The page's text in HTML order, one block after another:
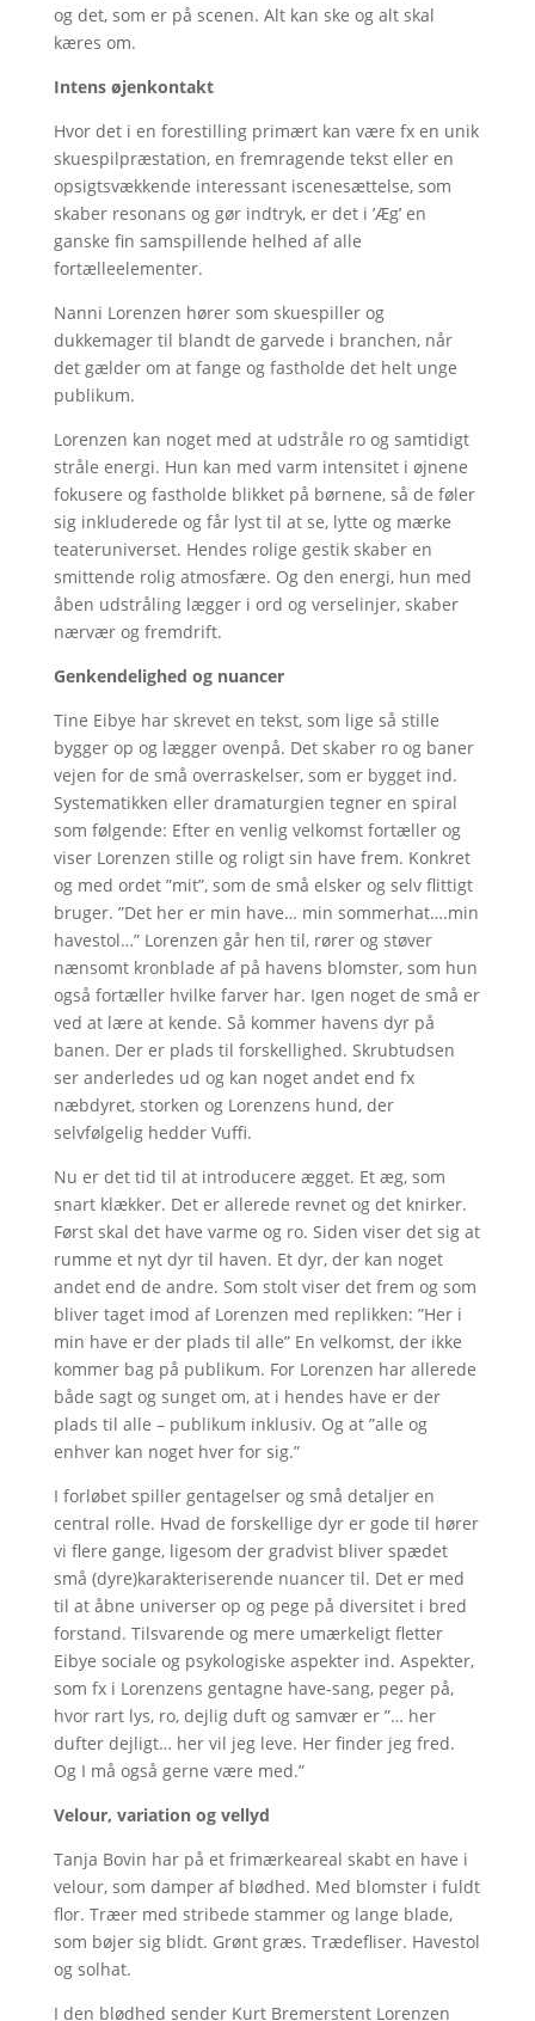
og det, som er på scenen. Alt kan ske og alt skal
kæres om.
Intens øjenkontakt
Hvor det i en forestilling primært kan være fx en unik
skuespilpræstation, en fremragende tekst eller en
opsigtsvækkende interessant iscenesættelse, som
skaber resonans og gør indtryk, er det i ’Æg’ en
ganske fin samspillende helhed af alle
fortælleelementer.
Nanni Lorenzen hører som skuespiller og
dukkemager til blandt de garvede i branchen, når
det gælder om at fange og fastholde det helt unge
publikum.
Lorenzen kan noget med at udstråle ro og samtidigt
stråle energi. Hun kan med varm intensitet i øjnene
fokusere og fastholde blikket på børnene, så de føler
sig inkluderede og får lyst til at se, lytte og mærke
teateruniverset. Hendes rolige gestik skaber en
smittende rolig atmosfære. Og den energi, hun med
åben udstråling lægger i ord og verselinjer, skaber
nærvær og fremdrift.
Genkendelighed og nuancer
Tine Eibye har skrevet en tekst, som lige så stille
bygger op og lægger ovenpå. Det skaber ro og baner
vejen for de små overraskelser, som er bygget ind.
Systematikken eller dramaturgien tegner en spiral
som følgende: Efter en venlig velkomst fortæller og
viser Lorenzen stille og roligt sin have frem. Konkret
og med ordet ”mit”, som de små elsker og selv flittigt
bruger. ”Det her er min have… min sommerhat….min
havestol…” Lorenzen går hen til, rører og støver
nænsomt kronblade af på havens blomster, som hun
også fortæller hvilke farver har. Igen noget de små er
ved at lære at kende. Så kommer havens dyr på
banen. Der er plads til forskellighed. Skrubtudsen
ser anderledes ud og kan noget andet end fx
næbdyret, storken og Lorenzens hund, der
selvfølgelig hedder Vuffi.
Nu er det tid til at introducere ægget. Et æg, som
snart klækker. Det er allerede revnet og det knirker.
Først skal det have varme og ro. Siden viser det sig at
rumme et nyt dyr til haven. Et dyr, der kan noget
andet end de andre. Som stolt viser det frem og som
bliver taget imod af Lorenzen med replikken: ”Her i
min have er der plads til alle” En velkomst, der ikke
kommer bag på publikum. For Lorenzen har allerede
både sagt og sunget om, at i hendes have er der
plads til alle – publikum inklusiv. Og at ”alle og
enhver kan noget hver for sig.”
I forløbet spiller gentagelser og små detaljer en
central rolle. Hvad de forskellige dyr er gode til hører
vi flere gange, ligesom der gradvist bliver spædet
små (dyre)karakteriserende nuancer til. Det er med
til at åbne universer op og pege på diversitet i bred
forstand. Tilsvarende og mere umærkeligt fletter
Eibye sociale og psykologiske aspekter ind. Aspekter,
som fx i Lorenzens gentagne have-sang, peger på,
hvor rart lys, ro, dejlig duft og samvær er ”… her
dufter dejligt… her vil jeg leve. Her finder jeg fred.
Og I må også gerne være med.”
Velour, variation og vellyd
Tanja Bovin har på et frimærkeareal skabt en have i
velour, som damper af blødhed. Med blomster i fuldt
flor. Træer med stribede stammer og lange blade,
som bøjer sig blidt. Grønt græs. Trædefliser. Havestol
og solhat.
I den blødhed sender Kurt Bremerstent Lorenzen